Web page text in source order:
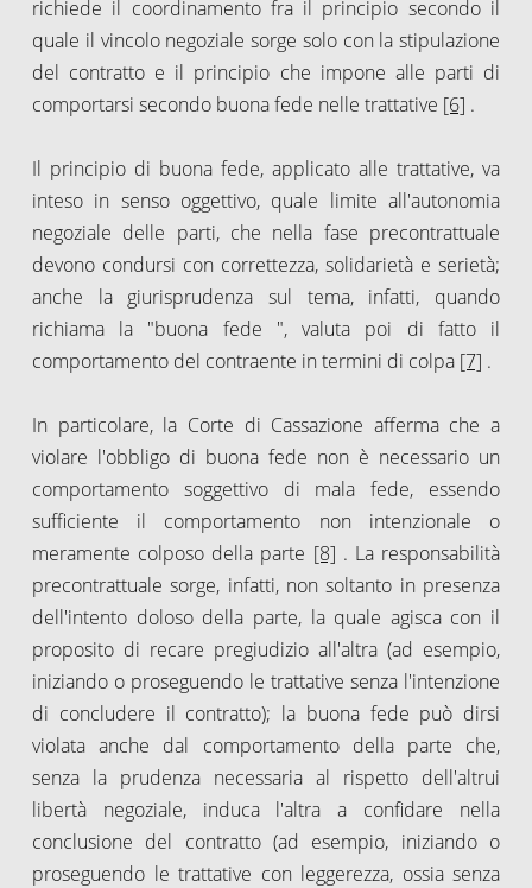
richiede il coordinamento fra il principio secondo il
quale il vincolo negoziale sorge solo con la stipulazione
del contratto e il principio che impone alle parti di
comportarsi secondo buona fede nelle trattative [6] .
Il principio di buona fede, applicato alle trattative, va
inteso in senso oggettivo, quale limite all'autonomia
negoziale delle parti, che nella fase precontrattuale
devono condursi con correttezza, solidarietà e serietà;
anche la giurisprudenza sul tema, infatti, quando
richiama la "buona fede ", valuta poi di fatto il
comportamento del contraente in termini di colpa [7] .
In particolare, la Corte di Cassazione afferma che a
violare l'obbligo di buona fede non è necessario un
comportamento soggettivo di mala fede, essendo
sufficiente il comportamento non intenzionale o
meramente colposo della parte [8] . La responsabilità
precontrattuale sorge, infatti, non soltanto in presenza
dell'intento doloso della parte, la quale agisca con il
proposito di recare pregiudizio all'altra (ad esempio,
iniziando o proseguendo le trattative senza l'intenzione
di concludere il contratto); la buona fede può dirsi
violata anche dal comportamento della parte che,
senza la prudenza necessaria al rispetto dell'altrui
libertà negoziale, induca l'altra a confidare nella
conclusione del contratto (ad esempio, iniziando o
proseguendo le trattative con leggerezza, ossia senza